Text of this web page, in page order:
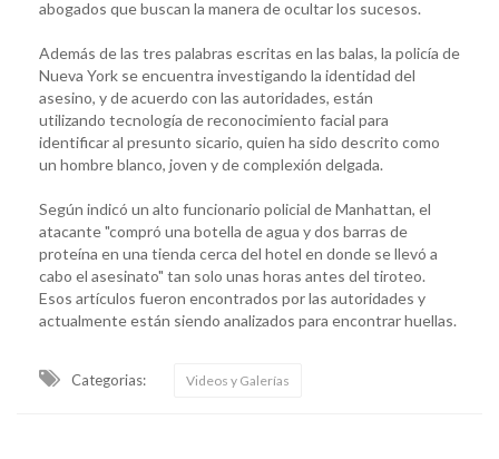
abogados que buscan la manera de ocultar los sucesos.
Además de las tres palabras escritas en las balas, la policía de
Nueva York se encuentra investigando la identidad del
asesino, y de acuerdo con las autoridades, están
utilizando tecnología de reconocimiento facial para
identificar al presunto sicario, quien ha sido descrito como
un hombre blanco, joven y de complexión delgada.
Según indicó un alto funcionario policial de Manhattan, el
atacante "compró una botella de agua y dos barras de
proteína en una tienda cerca del hotel en donde se llevó a
cabo el asesinato" tan solo unas horas antes del tiroteo.
Esos artículos fueron encontrados por las autoridades y
actualmente están siendo analizados para encontrar huellas.
Categorias: Videos y Galerías